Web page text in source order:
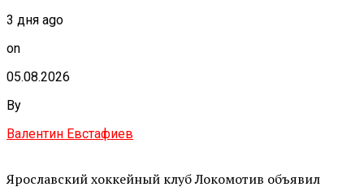
3 дня ago
on
05.08.2026
By
Валентин Евстафиев
Ярославский хоккейный клуб Локомотив объявил